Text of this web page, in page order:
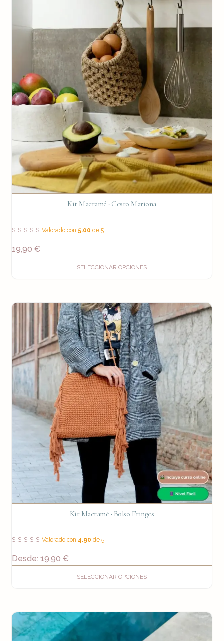
Kit Macramé · Cesto Mariona
Valorado con 5.00 de 5
19,90€
SELECCIONAR OPCIONES
Kit Macramé · Bolso Fringes
Valorado con 4.90 de 5
Desde:19,90€
SELECCIONAR OPCIONES